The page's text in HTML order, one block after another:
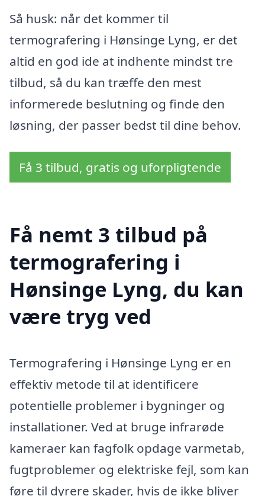
Så husk: når det kommer til
termografering i Hønsinge Lyng, er det
altid en god ide at indhente mindst tre
tilbud, så du kan træffe den mest
informerede beslutning og finde den
løsning, der passer bedst til dine behov.
Få 3 tilbud, gratis og uforpligtende
Få nemt 3 tilbud på
termografering i
Hønsinge Lyng, du kan
være tryg ved
Termografering i Hønsinge Lyng er en
effektiv metode til at identificere
potentielle problemer i bygninger og
installationer. Ved at bruge infrarøde
kameraer kan fagfolk opdage varmetab,
fugtproblemer og elektriske fejl, som kan
føre til dyrere skader, hvis de ikke bliver